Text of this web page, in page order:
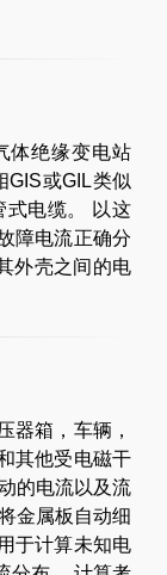
体绝缘变电站
GIS或GIL类似
式电缆。 以这
障电流正确分
外壳之间的电
器箱，车辆，
其他受电磁干
的电流以及流
金属板自动细
于计算未知电